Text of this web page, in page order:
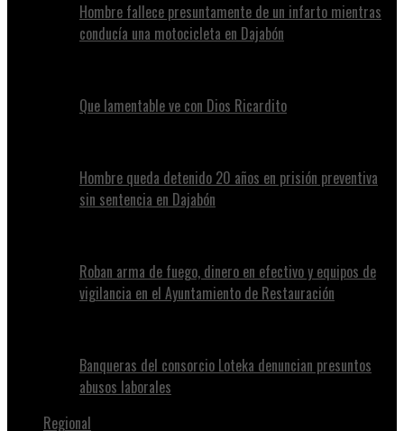
Hombre fallece presuntamente de un infarto mientras
conducía una motocicleta en Dajabón
Que lamentable ve con Dios Ricardito
Hombre queda detenido 20 años en prisión preventiva
sin sentencia en Dajabón
Roban arma de fuego, dinero en efectivo y equipos de
vigilancia en el Ayuntamiento de Restauración
Banqueras del consorcio Loteka denuncian presuntos
abusos laborales
Regional